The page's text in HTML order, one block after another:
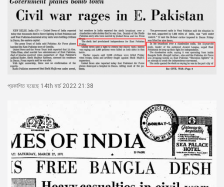
প্রকাশিত হয়েছে 14th মার্চ 2022 21:38
12/43